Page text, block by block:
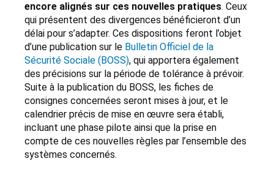
encore alignés sur ces nouvelles pratiques. Ceux
qui présentent des divergences bénéficieront d’un
délai pour s’adapter. Ces dispositions feront l’objet
d’une publication sur le Bulletin Officiel de la
Sécurité Sociale (BOSS), qui apportera également
des précisions sur la période de tolérance à prévoir.
Suite à la publication du BOSS, les fiches de
consignes concernées seront mises à jour, et le
calendrier précis de mise en œuvre sera établi,
incluant une phase pilote ainsi que la prise en
compte de ces nouvelles règles par l’ensemble des
systèmes concernés.